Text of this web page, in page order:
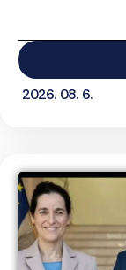
2026. 08. 6.